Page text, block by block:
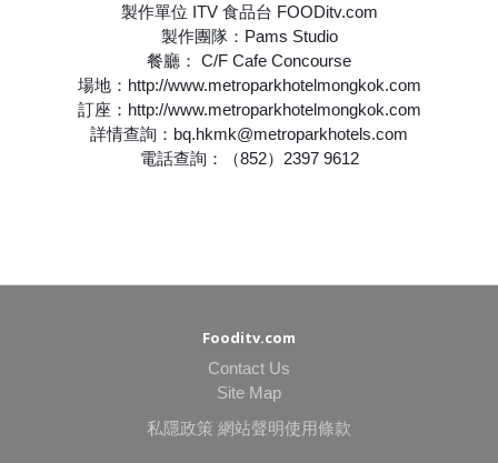
製作單位 ITV 食品台 FOODitv.com
製作團隊：Pams Studio
餐廳： C/F Cafe Concourse
場地：http://www.metroparkhotelmongkok.com
訂座：http://www.metroparkhotelmongkok.com
詳情查詢：bq.hkmk@metroparkhotels.com
電話查詢：（852）2397 9612
Fooditv.com
Contact Us
Site Map
私隱政策 網站聲明使用條款